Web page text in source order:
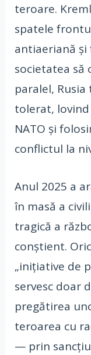
teroare.
spatele
antiaeriană
societatea să
paralel,
tolerat,
NATO și
conflictul la
Anul 2025 a
în masă a
tragică a
conștient.
„inițiative de
servesc doar
pregătirea
teroarea cu
— prin